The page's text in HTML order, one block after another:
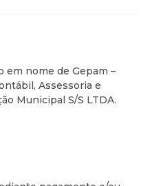
em nome de Gepam –
Assessoria e
Municipal S/S LTDA.